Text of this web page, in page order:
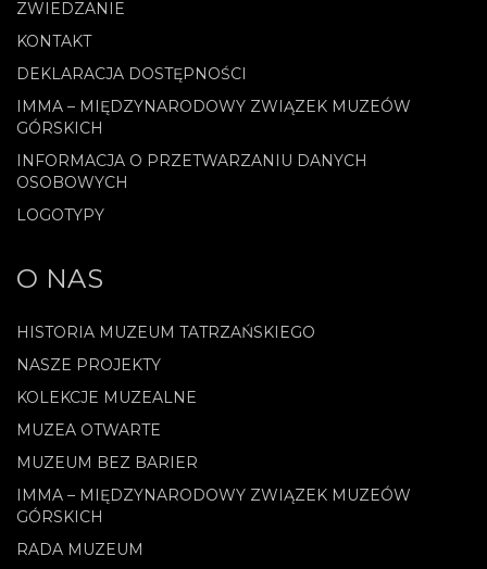
ZWIEDZANIE
KONTAKT
DEKLARACJA DOSTĘPNOŚCI
IMMA – MIĘDZYNARODOWY ZWIĄZEK MUZEÓW
GÓRSKICH
INFORMACJA O PRZETWARZANIU DANYCH
OSOBOWYCH
LOGOTYPY
O NAS
HISTORIA MUZEUM TATRZAŃSKIEGO
NASZE PROJEKTY
KOLEKCJE MUZEALNE
MUZEA OTWARTE
MUZEUM BEZ BARIER
IMMA – MIĘDZYNARODOWY ZWIĄZEK MUZEÓW
GÓRSKICH
RADA MUZEUM